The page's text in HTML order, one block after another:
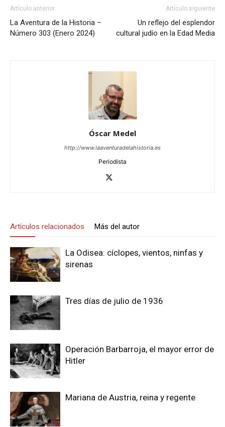
Artículo anterior
La Aventura de la Historia –
Número 303 (Enero 2024)
Artículo siguiente
Un reflejo del esplendor
cultural judío en la Edad Media
Óscar Medel
http://www.laaventuradelahistoria.es
Periodista
Artículos relacionados Más del autor
La Odisea: cíclopes, vientos, ninfas y
sirenas
Tres días de julio de 1936
Operación Barbarroja, el mayor error de
Hitler
Mariana de Austria, reina y regente